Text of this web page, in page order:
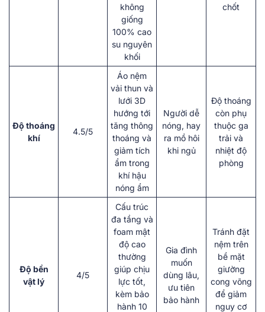
không
giống
100% cao
su nguyên
khối
chốt
Độ thoáng
khí
4.5/5
Áo nệm
vải thun và
lưới 3D
hướng tới
tăng thông
thoáng và
giảm tích
ẩm trong
khí hậu
nóng ẩm
Người dễ
nóng, hay
ra mồ hôi
khi ngủ
Độ thoáng
còn phụ
thuộc ga
trải và
nhiệt độ
phòng
Độ bền
vật lý
4/5
Cấu trúc
đa tầng và
foam mật
độ cao
thường
giúp chịu
lực tốt,
kèm bảo
hành 10
Gia đình
muốn
dùng lâu,
ưu tiên
bảo hành
Tránh đặt
nệm trên
bề mặt
giường
cong võng
để giảm
nguy cơ